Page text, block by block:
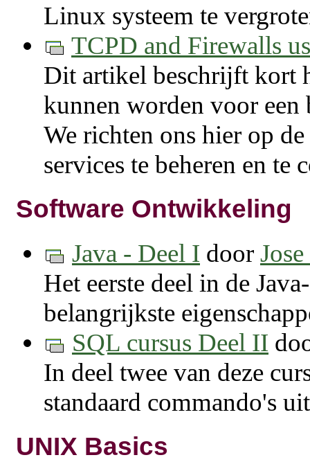
Linux systeem te
TCPD and Firewalls
Dit artikel beschrijft kort
kunnen worden voor een
We richten ons hier op
services te beheren en te
Software Ontwikkeling
Java - Deel I door
Het eerste deel in de
belangrijkste
SQL cursus Deel II
In deel twee van deze
standaard commando's
UNIX Basics